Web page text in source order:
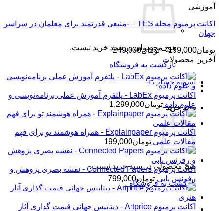
هیچ محصولی در سبد خرید نیست.
بازگشت به فروشگاه
تسویه حساب +
سبد خرید
هیچ محصولی در سبد خرید نیست.
بازگشت به فروشگاه
آموزشی
اکانت پرمیوم مجله TES – -منبعی قدرتمند برای معلمان در سراسر
جهان
تومان199,000
– تومان249,000محدوده
تا
آخرین محصولات
اکانت پرمیوم LabEx - پلتفرم آموزش عملی برنامه‌نویسی و
علوم داده تومان1,299,000
اکانت پرمیوم Explainpaper - همراه هوشمند تو برای فهم
مقالات علمی تومان199,000
اکانت پرمیوم Connected Papers - نقشه بصری پژوهش و
رفرنس یابی تومان799,000
اکانت پرمیوم Artprice - دیتابیس جهانی قیمت ‌گذاری آثار